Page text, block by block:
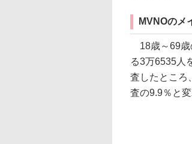
MVNOのメ
18歳～69歳
る3万6535人
査したところ
査の9.9％と